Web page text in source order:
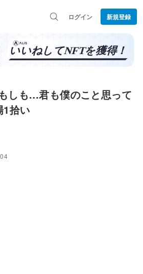
ログイン 新規登録
しも…君も僕のこと思って
1拾い